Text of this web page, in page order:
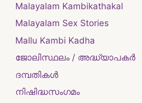
Malayalam Kambikathakal
Malayalam Sex Stories
Mallu Kambi Kadha
ജോലിസ്ഥലം / അദ്ധ്യാപകർ
ദമ്പതികള്‍
നിഷിദ്ധസംഗമം